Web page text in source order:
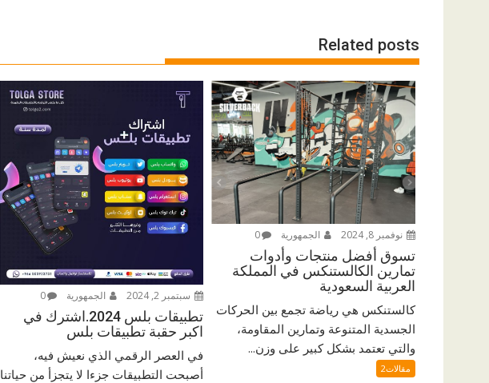
Related posts
نوفمبر 8, 2024 الجمهورية 0
تسوق أفضل منتجات وأدوات
تمارين الكالستنكس في المملكة
العربية السعودية
كالستنكس هي رياضة تجمع بين الحركات
الجسدية المتنوعة وتمارين المقاومة،
والتي تعتمد بشكل كبير على وزن...
مقالات2
سبتمبر 2, 2024 الجمهورية 0
تطبيقات بلس 2024.اشترك في
اكبر حقبة تطبيقات بلس
في العصر الرقمي الذي نعيش فيه،
أصبحت التطبيقات جزءا لا يتجزأ من حياتنا